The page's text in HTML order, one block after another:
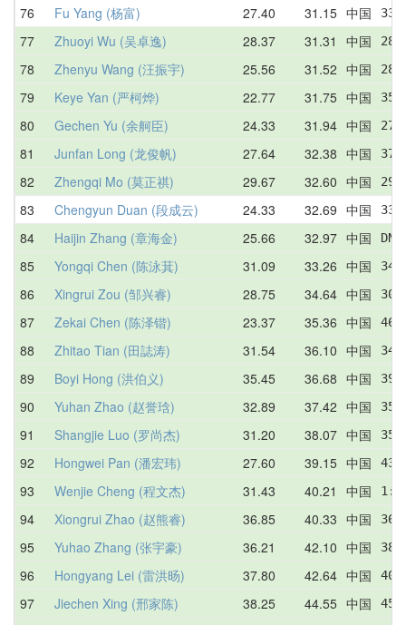
76 Fu Yang (杨富) 27.40 31.15 中国
77 Zhuoyi Wu (吴卓逸) 28.37 31.31 中国
78 Zhenyu Wang (汪振宇) 25.56 31.52 中国
79 Keye Yan (严柯烨) 22.77 31.75 中国
80 Gechen Yu (余舸臣) 24.33 31.94 中国
81 Junfan Long (龙俊帆) 27.64 32.38 中国
82 Zhengqi Mo (莫正祺) 29.67 32.60 中国
83 Chengyun Duan (段成云) 24.33 32.69 中国
84 Haijin Zhang (章海金) 25.66 32.97 中国
85 Yongqi Chen (陈泳萁) 31.09 33.26 中国
86 Xingrui Zou (邹兴睿) 28.75 34.64 中国
87 Zekai Chen (陈泽锴) 23.37 35.36 中国
88 Zhitao Tian (田誌涛) 31.54 36.10 中国
89 Boyi Hong (洪伯义) 35.45 36.68 中国
90 Yuhan Zhao (赵誉琀) 32.89 37.42 中国
91 Shangjie Luo (罗尚杰) 31.20 38.07 中国
92 Hongwei Pan (潘宏玮) 27.60 39.15 中国
93 Wenjie Cheng (程文杰) 31.43 40.21 中国
94 Xiongrui Zhao (赵熊睿) 36.85 40.33 中国
95 Yuhao Zhang (张宇豪) 36.21 42.10 中国
96 Hongyang Lei (雷洪旸) 37.80 42.64 中国
97 Jiechen Xing (邢家陈) 38.25 44.55 中国